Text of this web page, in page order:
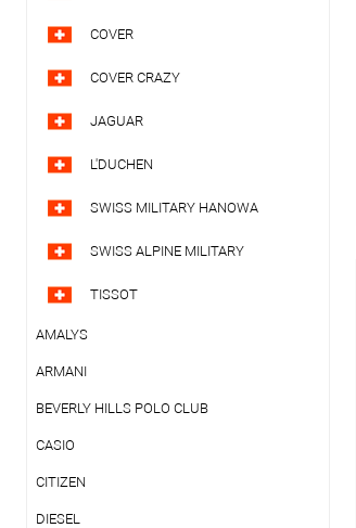
COVER
COVER CRAZY
JAGUAR
L'DUCHEN
SWISS MILITARY HANOWA
SWISS ALPINE MILITARY
TISSOT
AMALYS
ARMANI
BEVERLY HILLS POLO CLUB
CASIO
CITIZEN
DIESEL